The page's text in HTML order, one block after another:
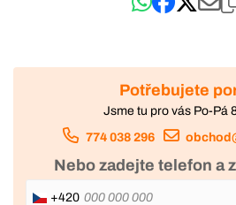
Potřebujete
Jsme tu pro vás Po-Pá
774 038 296
Nebo zadejte telefon a
+420